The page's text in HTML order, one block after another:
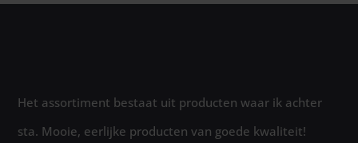
Het assortiment bestaat uit producten waar ik achter
sta. Mooie, eerlijke producten van goede kwaliteit!